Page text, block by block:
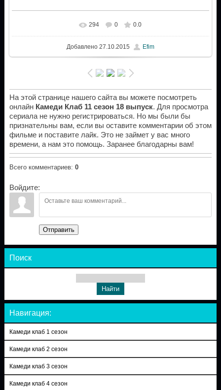
294 0 0.0
Добавлено27.10.2015 Efim
На этой странице нашего сайта вы можете посмотреть
онлайн Камеди Клаб 11 сезон 18 выпуск. Для просмотра
сериала не нужно регистрироваться. Но мы были бы
признательны вам, если вы оставите комментарии об этом
фильме и поставите лайк. Это не займет у вас много
времени, а нам это помощь. Заранее благодарны вам!
Всего комментариев: 0
Войдите:
Отправить
Поиск
Навигация:
Камеди клаб 1 сезон
Камеди клаб 2 сезон
Камеди клаб 3 сезон
Камеди клаб 4 сезон